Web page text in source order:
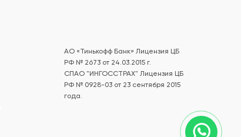
АО «Тинькофф Банк» Лицензия ЦБ
РФ № 2673 от 24.03.2015 г.
СПАО "ИНГОССТРАХ" Лицензия ЦБ
РФ № 0928-03 от 23 сентября 2015
года.